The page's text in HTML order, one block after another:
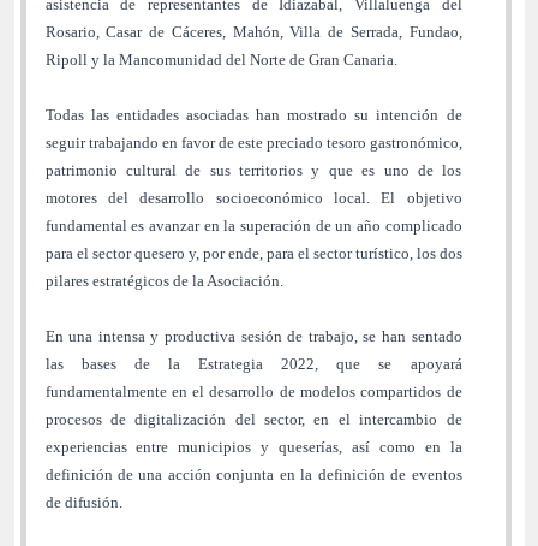
asistencia de representantes de Idiazabal, Villaluenga del
Rosario, Casar de Cáceres, Mahón, Villa de Serrada, Fundao,
Ripoll y la Mancomunidad del Norte de Gran Canaria.
Todas las entidades asociadas han mostrado su intención de
seguir trabajando en favor de este preciado tesoro gastronómico,
patrimonio cultural de sus territorios y que es uno de los
motores del desarrollo socioeconómico local. El objetivo
fundamental es avanzar en la superación de un año complicado
para el sector quesero y, por ende, para el sector turístico, los dos
pilares estratégicos de la Asociación.
En una intensa y productiva sesión de trabajo, se han sentado
las bases de la Estrategia 2022, que se apoyará
fundamentalmente en el desarrollo de modelos compartidos de
procesos de digitalización del sector, en el intercambio de
experiencias entre municipios y queserías, así como en la
definición de una acción conjunta en la definición de eventos
de difusión.